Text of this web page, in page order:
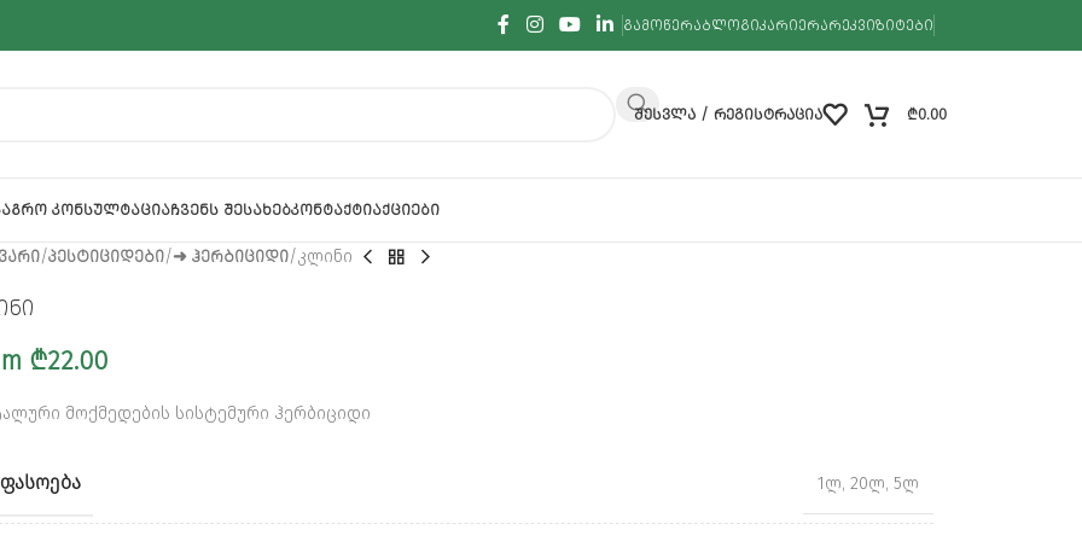
ᲒᲐᲛᲝᲬᲔᲠᲐᲑᲚᲝᲒᲘᲙᲐᲠᲘᲔᲠᲐᲠᲔᲙᲕᲘᲖᲘᲢᲔᲑᲘ
ᲨᲔᲡᲕᲚᲐ / ᲠᲔᲒᲘᲡᲢᲠᲐᲪᲘᲐ ₾0.00
ᲐᲒᲠᲝ ᲙᲝᲜᲡᲣᲚᲢᲐᲪᲘᲐᲩᲕᲔᲜᲡ ᲨᲔᲡᲐᲮᲔᲑᲙᲝᲜᲢᲐᲥᲢᲘᲐᲥᲪᲘᲔᲑᲘ
ᲞᲔᲡᲢᲘᲪᲘᲓᲔᲑᲘ ➜ ᲰᲔᲠᲑᲘᲪᲘᲓᲘ კლინი
₾22.00
მოქმედების სისტემური ჰერბიციდი
1ლ,20ლ,5ლ